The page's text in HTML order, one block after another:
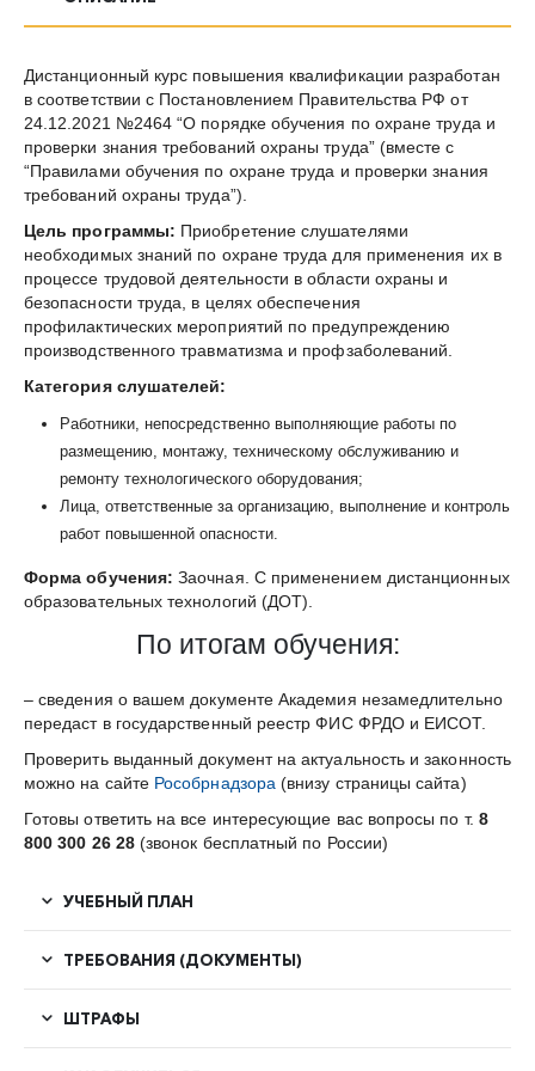
государственные
требования
охраны
труда.
Безопасные
методы
приемы
выполнения
работ
размещении,
техническом
обслуживании
ремонте
технологического
оборудования
Дистанционный курс повышения квалификации разработан
в соответствии с Постановлением Правительства РФ от
24.12.2021 №2464 “О порядке обучения по охране труда и
проверки знания требований охраны труда” (вместе с
“Правилами обучения по охране труда и проверки знания
требований охраны труда”).
Цель программы: Приобретение слушателями
необходимых знаний по охране труда для применения их в
процессе трудовой деятельности в области охраны и
безопасности труда, в целях обеспечения
профилактических мероприятий по предупреждению
производственного травматизма и профзаболеваний.
Категория слушателей:
Работники, непосредственно выполняющие работы по
размещению, монтажу, техническому обслуживанию и
ремонту технологического оборудования;
Лица, ответственные за организацию, выполнение и контроль
работ повышенной опасности.
Форма обучения: Заочная. С применением дистанционных
образовательных технологий (ДОТ).
По итогам обучения:
– сведения о вашем документе Академия незамедлительно
передаст в государственный реестр ФИС ФРДО и ЕИСОТ.
Проверить выданный документ на актуальность и законность
можно на сайте Рособрнадзора (внизу страницы сайта)
Готовы ответить на все интересующие вас вопросы по т. 8
800 300 26 28(звонок бесплатный по России)
УЧЕБНЫЙ ПЛАН
ТРЕБОВАНИЯ (ДОКУМЕНТЫ)
ШТРАФЫ